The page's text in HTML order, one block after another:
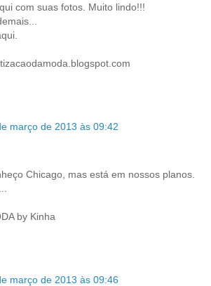
com suas fotos. Muito lindo!!!
março de 2013 às 09:42
Chicago, mas está em nossos planos.
by Kinha
março de 2013 às 09:46